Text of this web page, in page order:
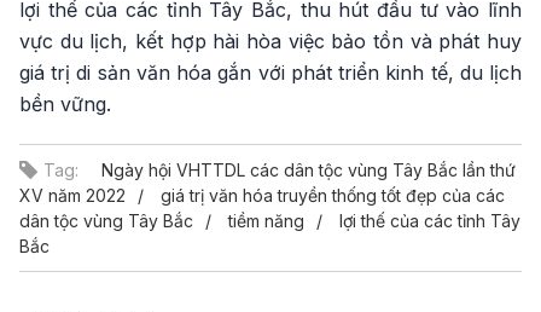
lợi thế của các tỉnh Tây Bắc, thu hút đầu tư vào lĩnh
vực du lịch, kết hợp hài hòa việc bảo tồn và phát huy
giá trị di sản văn hóa gắn với phát triển kinh tế, du lịch
bền vững.
Tag:
Ngày hội VHTTDL các dân tộc vùng Tây Bắc lần thứ
XV năm 2022
giá trị văn hóa truyền thống tốt đẹp của các
dân tộc vùng Tây Bắc
tiềm năng
lợi thế của các tỉnh Tây
Bắc